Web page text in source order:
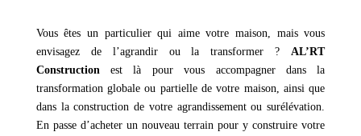
Vous êtes un particulier qui aime votre maison, mais vous
envisagez de l’agrandir ou la transformer ? AL’RT
Construction est là pour vous accompagner dans la
transformation globale ou partielle de votre maison, ainsi que
dans la construction de votre agrandissement ou surélévation.
En passe d’acheter un nouveau terrain pour y construire votre